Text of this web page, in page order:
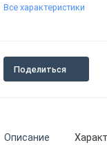
Все характеристики
Поделиться
Описание